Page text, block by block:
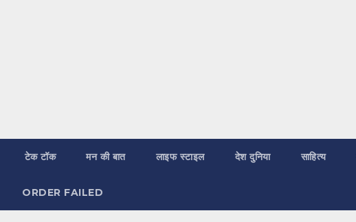
टेक टॉक मन की बात लाइफ स्टाइल देश दुनिया साहित्य
ORDER FAILED